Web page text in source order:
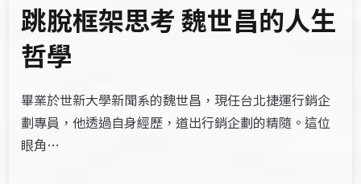
跳脫框架思考 魏世昌的人生
哲學
畢業於世新大學新聞系的魏世昌，現任台北捷運行銷企
劃專員，他透過自身經歷，道出行銷企劃的精隨。這位
眼角…